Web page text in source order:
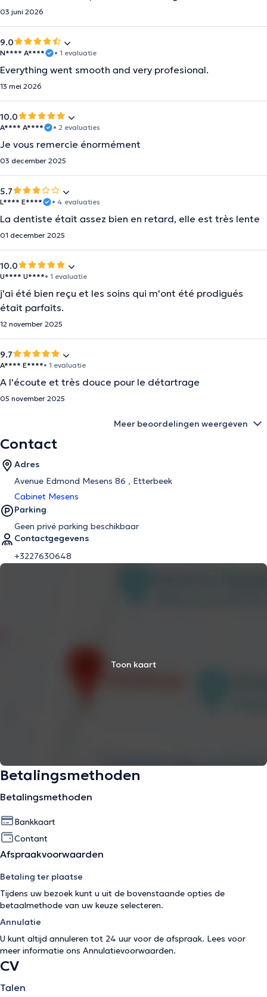
03 juni 2026
9.0
N**** A**** • 1 evaluatie
Everything went smooth and very profesional.
13 mei 2026
10.0
A**** A**** • 2 evaluaties
Je vous remercie énormément
03 december 2025
5.7
L**** E**** • 4 evaluaties
La dentiste était assez bien en retard, elle est très lente
01 december 2025
10.0
U**** U****• 1 evaluatie
j'ai été bien reçu et les soins qui m'ont été prodigués
était parfaits.
12 november 2025
9.7
A**** E****• 1 evaluatie
A l'écoute et très douce pour le détartrage
05 november 2025
Meer beoordelingen weergeven
Contact
Adres
Avenue Edmond Mesens 86 , Etterbeek
Cabinet Mesens
Parking
Geen privé parking beschikbaar
Contactgegevens
+3227630648
Toon kaart
Betalingsmethoden
Betalingsmethoden
Bankkaart
Contant
Afspraakvoorwaarden
Betaling ter plaatse
Tijdens uw bezoek kunt u uit de bovenstaande opties de
betaalmethode van uw keuze selecteren.
Annulatie
U kunt altijd annuleren tot 24 uur voor de afspraak. Lees voor
meer informatie ons Annulatievoorwaarden.
CV
Talen